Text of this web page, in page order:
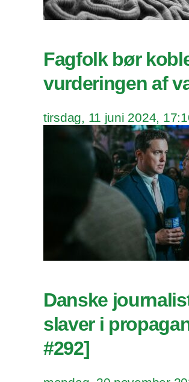
Fagfolk bør
vurderingen af
tirsdag, 11 juni 2024,
Danske
slaver i
#292]